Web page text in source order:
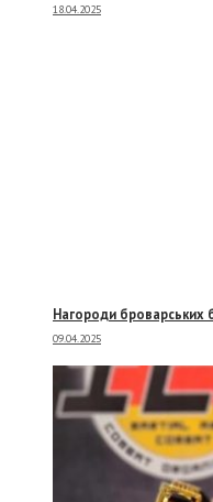
18.04.2025
Нагороди броварських
09.04.2025